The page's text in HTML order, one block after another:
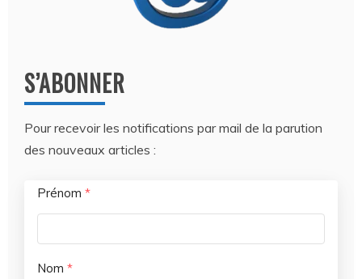
S’ABONNER
Pour recevoir les notifications par mail de la parution
des nouveaux articles :
Prénom *
Nom *